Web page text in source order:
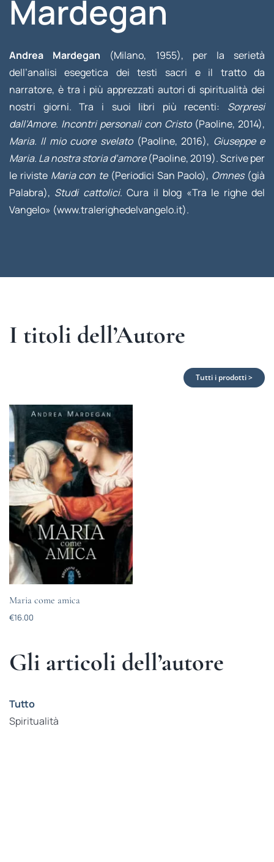
Mardegan
Andrea Mardegan (Milano, 1955), per la serietà
dell’analisi esegetica dei testi sacri e il tratto da
narratore, è tra i più apprezzati autori di spiritualità dei
nostri giorni. Tra i suoi libri più recenti: Sorpresi
dall’Amore. Incontri personali con Cristo(Paoline, 2014),
Maria. Il mio cuore svelato(Paoline, 2016), Giuseppe e
Maria. La nostra storia d’amore(Paoline, 2019). Scrive per
le riviste Maria con te(Periodici San Paolo), Omnes(già
Palabra), Studi cattolici. Cura il blog «Tra le righe del
Vangelo» (www.tralerighedelvangelo.it).
I titoli dell’Autore
Tutti i prodotti >
Maria come amica
€16.00
Gli articoli dell’autore
Tutto
Spiritualità